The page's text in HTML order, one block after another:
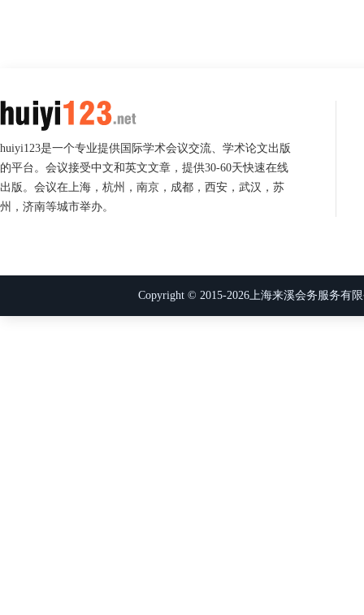
huiyi123是一个专业提供国际学术会议交流、学术论文出版
的平台。会议接受中文和英文文章，提供30-60天快速在线
出版。会议在上海，杭州，南京，成都，西安，武汉，苏
州，济南等城市举办。
Copyright © 2015-2026上海来溪会务服务有